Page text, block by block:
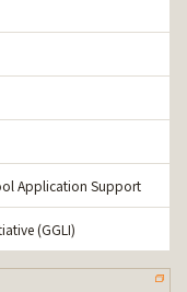
Application Support
(GGLI)